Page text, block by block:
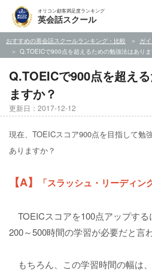
オリコン顧客満足度ランキング
英会話スクール
おすすめの英会話スクールランキング・比較 ガ
Q.TOEICで900点を超えるための勉強法はありま
Q.TOEICで900点を超え
ますか？
更新日：2017-12-12
現在、TOEICスコア900点を目指して勉
ありますか？
【A】 「スラッシュ・リーディ
TOEICスコアを100点アップす
200～500時間の学習が必要だと言
もちろん、この学習時間の幅は